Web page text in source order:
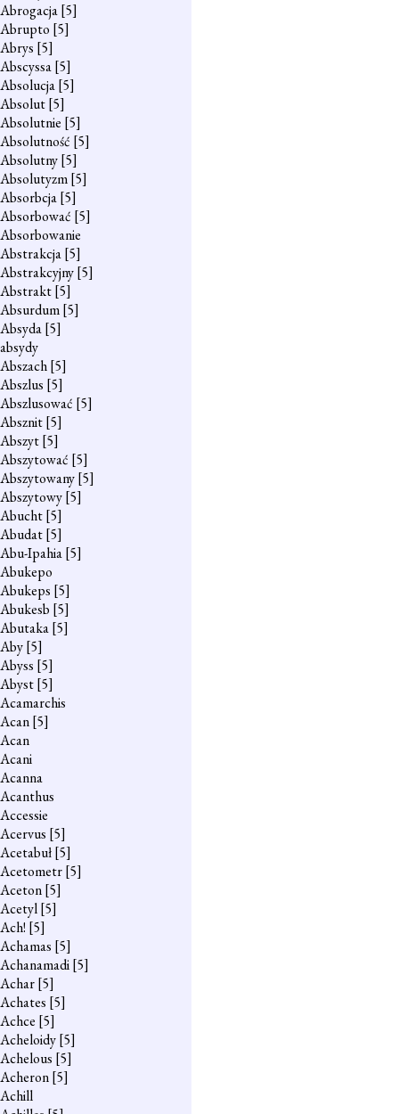
Abrogacja[5]
Abrupto [5]
Abrys [5]
Abscyssa[5]
Absolucja[5]
Absolut[5]
Absolutnie [5]
Absolutność [5]
Absolutny[5]
Absolutyzm[5]
Absorbcja[5]
Absorbować [5]
Absorbowanie
Abstrakcja[5]
Abstrakcyjny[5]
Abstrakt[5]
Absurdum[5]
Absyda[5]
absydy
Abszach[5]
Abszlus [5]
Abszlusować [5]
Absznit[5]
Abszyt[5]
Abszytować [5]
Abszytowany[5]
Abszytowy[5]
Abucht[5]
Abudat[5]
Abu-Ipahia[5]
Abukepo
Abukeps [5]
Abukesb [5]
Abutaka[5]
Aby[5]
Abyss [5]
Abyst[5]
Acamarchis
Acan[5]
Acan
Acani
Acanna
Acanthus
Accessie
Acervus [5]
Acetabuł[5]
Acetometr[5]
Aceton[5]
Acetyl[5]
Ach! [5]
Achamas [5]
Achanamadi[5]
Achar[5]
Achates [5]
Achce [5]
Acheloidy[5]
Achelous [5]
Acheron[5]
Achill